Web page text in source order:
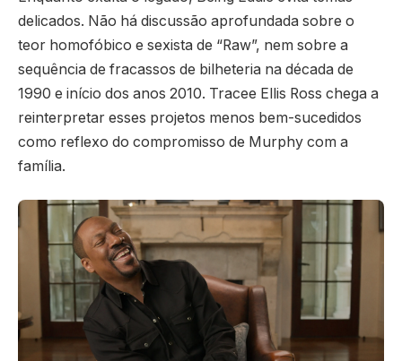
delicados. Não há discussão aprofundada sobre o
teor homofóbico e sexista de “Raw”, nem sobre a
sequência de fracassos de bilheteria na década de
1990 e início dos anos 2010. Tracee Ellis Ross chega a
reinterpretar esses projetos menos bem-sucedidos
como reflexo do compromisso de Murphy com a
família.